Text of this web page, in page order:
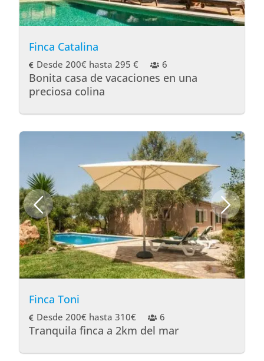
Finca Catalina
Desde 200€ hasta 295 € 6
Bonita casa de vacaciones en una
preciosa colina
Finca Toni
Desde 200€ hasta 310€ 6
Tranquila finca a 2km del mar